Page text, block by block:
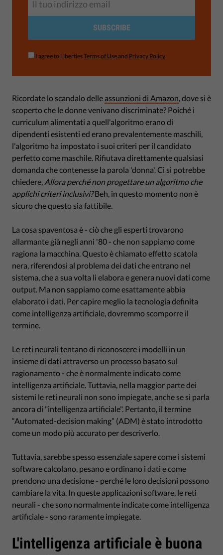
SUBSCRIBE
I agree to LibertiesTerms of Useand Privacy Policy
Ricordate lo scandalo delle assunzioni di Amazon , dove si è
scoperto che le donne venivano discriminate? Poiché i
curriculum alimentati a quell'algoritmo erano di
dipendenti esistenti ed erano prevalentemente maschili,
l'algoritmo ha impostato i suoi criteri per il candidato
perfetto come maschile. Rifiutava direttamente qualsiasi
domanda che contenesse la parola 'donna'. Ci si potrebbe
chiedere, Allora perché non progettare un algoritmo che
applichi criteri inclusivi?Beh, in questo momento non è
sicuro che questo sia fattibile.
La cosa spaventosa è - ciò che gli esperti trovarono
allarmante già negli anni '80 - che non sappiamo come
ragiona la macchina. Questo è chiamato effetto scatola
nera, riferendosi al problema dei dati che entrano nel
sistema, che a sua volta li elabora e genera nuovi dati come
output. Ma non sappiamo come esattamente abbia
elaborato i dati. Per capire meglio la tecnologia definita
come intelligenza artificiale, dovremmo scomporre il
termine.
Le reti neurali tentano di riconoscere i modelli in un
insieme di dati attraverso un processo basato sul
ragionamento - che è normalmente indicato come
intelligenza artificiale. Tuttavia, nella maggior parte dei
sistemi le reti neurali non sono impiegate, anche se si parla
ancora di "intelligenza artificiale". Pertanto, il termine
“Automated-decision making” (ADM) è stato introdotto
come un modo più accurato per descriverlo.
Tuttavia, sarebbe spesso essenziale sapere come i sistemi
software calcolano, pesano e ordinano i dati e come
prendono una decisione - perché le loro decisioni possono
cambiare la vita. In queste applicazioni software, le reti
neurali - che sono normalmente indicate come intelligenza
artificiale - sono raramente impiegate.
L'intelligenza artificiale è buona